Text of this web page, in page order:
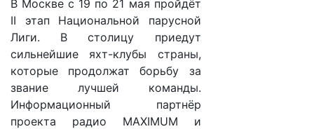
В Москве с 19 по 21 мая пройдёт
II этап Национальной парусной
Лиги. В столицу приедут
сильнейшие яхт-клубы страны,
которые продолжат борьбу за
звание лучшей команды.
Информационный партнёр
проекта радио MAXIMUM и